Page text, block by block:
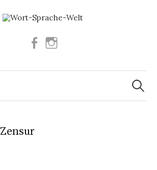
Facebook
Suchen
nach:
Zensur